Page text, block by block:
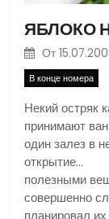
От
В конце номера
Некий остряк
принимают
один залез в
открытие… О,
полезными
совершенно
планировал